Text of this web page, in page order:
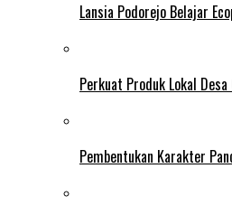
Lansia Podorejo Belajar
Perkuat Produk Lokal
Pembentukan Karakter